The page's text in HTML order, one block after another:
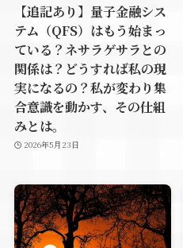
【追記あり】量子金融シス
テム（QFS）はもう始まっ
ている？ネサラゲサラとの
関係は？どうすれば私の現
実になるの？私が変わり集
合意識を動かす、その仕組
みとは。
2026年5月23日